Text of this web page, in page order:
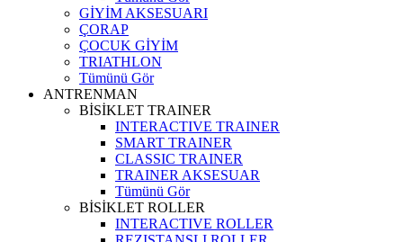
GİYİM AKSESUARI
ÇORAP
ÇOCUK GİYİM
TRIATHLON
Tümünü Gör
ANTRENMAN
BİSİKLET TRAINER
INTERACTIVE TRAINER
SMART TRAINER
CLASSIC TRAINER
TRAINER AKSESUAR
Tümünü Gör
BİSİKLET ROLLER
INTERACTIVE ROLLER